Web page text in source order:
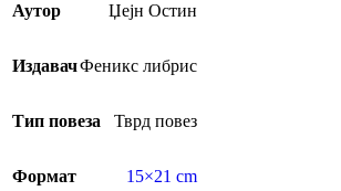
Аутор
Џејн Остин
ИздавачФеникс либрис
Тип повеза Тврд повез
Формат 15×21 cm